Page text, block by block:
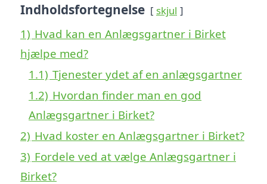
Indholdsfortegnelse skjul
1) Hvad kan en Anlægsgartner i Birket
hjælpe med?
1.1) Tjenester ydet af en anlægsgartner
1.2) Hvordan finder man en god
Anlægsgartner i Birket?
2) Hvad koster en Anlægsgartner i Birket?
3) Fordele ved at vælge Anlægsgartner i
Birket?